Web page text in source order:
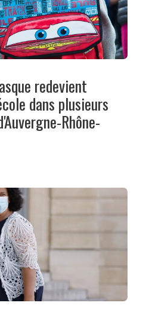
redevient
dans plusieurs
Rhône-